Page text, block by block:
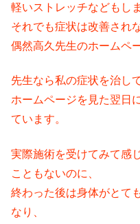
軽いストレッチなどもし
それでも症状は改善され
偶然高久先生のホームペ
先生なら私の症状を治し
ホームページを見た翌日
ています。
実際施術を受けてみて感
こともないのに、
終わった後は身体がとて
なり、